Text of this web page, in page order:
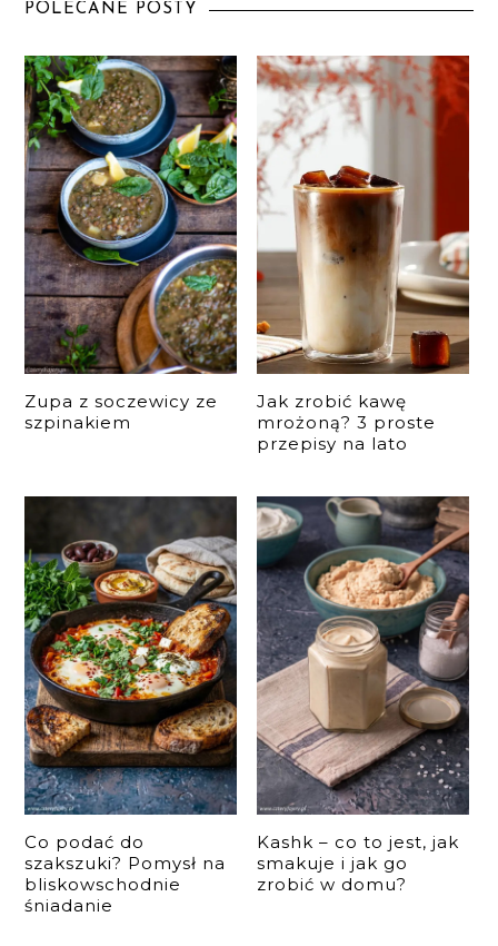
POLECANE POSTY
Zupa z soczewicy ze
szpinakiem
Jak zrobić kawę
mrożoną? 3 proste
przepisy na lato
Co podać do
szakszuki? Pomysł na
bliskowschodnie
śniadanie
Kashk – co to jest, jak
smakuje i jak go
zrobić w domu?